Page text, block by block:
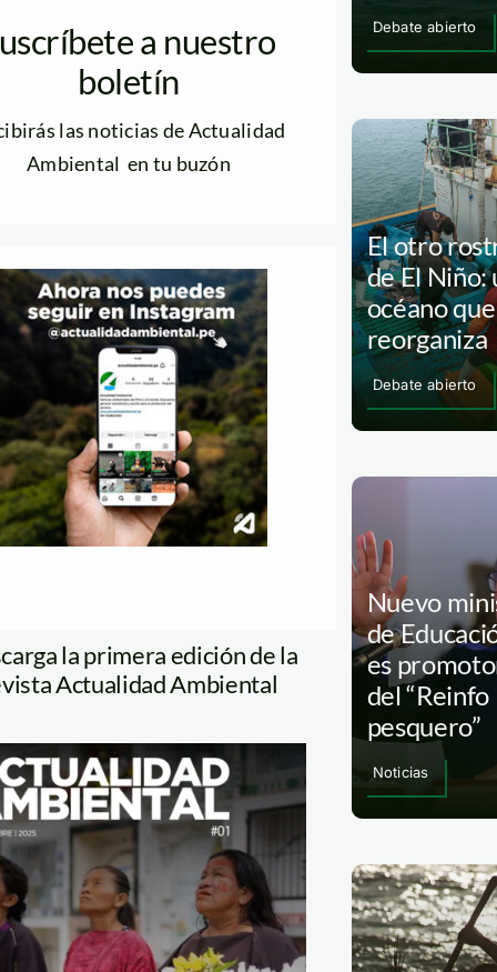
a nuestro
boletín
las noticias de Actualidad
Ambiental en tu buzón
la primera edición de la
Actualidad Ambiental
Debate abierto
El otro
de El Niño:
océano
reorganiza
Debate abierto
Nuevo
de
es
del “Reinfo
pesquero”
Noticias